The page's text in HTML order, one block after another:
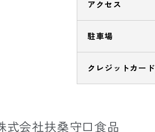
アクセス
駐車場
クレジットカード
式会社扶桑守口食品